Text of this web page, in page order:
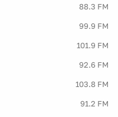
88.3 FM
99.9 FM
101.9 FM
92.6 FM
103.8 FM
91.2 FM